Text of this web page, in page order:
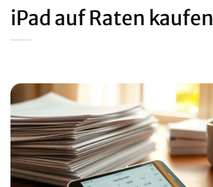
iPad auf Raten kaufen